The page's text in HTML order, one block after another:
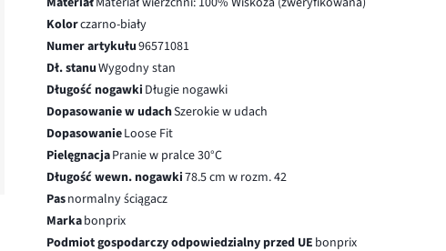
Kolorczarno-biały
Numer artykułu96571081
Dł. stanuWygodny stan
Długość nogawki Długie nogawki
Dopasowanie w udachSzerokie w udach
DopasowanieLoose Fit
PielęgnacjaPranie w pralce 30°C
Długość wewn. nogawki78.5 cm w rozm. 42
Pasnormalny ściągacz
Markabonprix
Podmiot gospodarczy odpowiedzialny przed UE bonprix